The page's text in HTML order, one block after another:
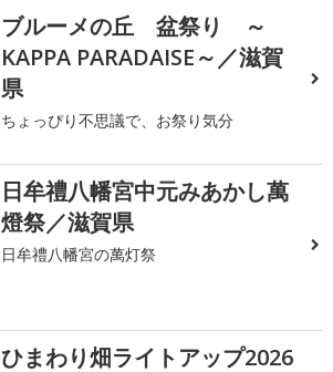
ブルーメの丘 盆祭り ～
KAPPA PARADAISE～／滋賀
県
ちょっぴり不思議で、お祭り気分
日牟禮八幡宮中元みあかし萬
燈祭／滋賀県
日牟禮八幡宮の萬灯祭
ひまわり畑ライトアップ2026